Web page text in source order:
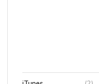
iTunes (2)